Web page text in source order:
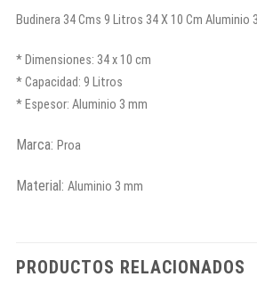
Budinera 34 Cms 9 Litros 34 X 10 Cm Aluminio
* Dimensiones: 34 x 10 cm
* Capacidad: 9 Litros
* Espesor: Aluminio 3 mm
Marca: Proa
Material: Aluminio 3 mm
PRODUCTOS RELACIONADOS